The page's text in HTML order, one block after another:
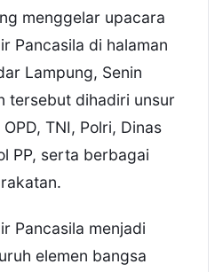
menggelar upacara
Pancasila di halaman
Lampung, Senin
tersebut dihadiri unsur
TNI, Polri, Dinas
PP, serta berbagai
Pancasila menjadi
elemen bangsa